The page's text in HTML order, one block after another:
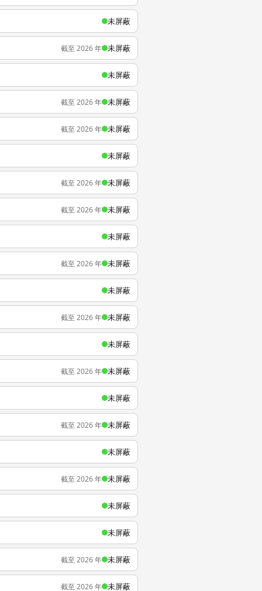
未屏蔽
截至 2026 年 未屏蔽
未屏蔽
截至 2026 年 未屏蔽
截至 2026 年 未屏蔽
未屏蔽
截至 2026 年 未屏蔽
截至 2026 年 未屏蔽
未屏蔽
截至 2026 年 未屏蔽
未屏蔽
截至 2026 年 未屏蔽
未屏蔽
截至 2026 年 未屏蔽
未屏蔽
截至 2026 年 未屏蔽
未屏蔽
截至 2026 年 未屏蔽
未屏蔽
未屏蔽
截至 2026 年 未屏蔽
截至 2026 年 未屏蔽